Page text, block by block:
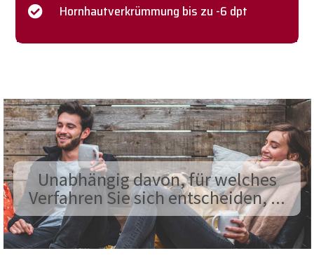
Hornhautverkrümmung bis zu -6 dpt
Unabhängig davon, für welches
Verfahren Sie sich entscheiden, ...